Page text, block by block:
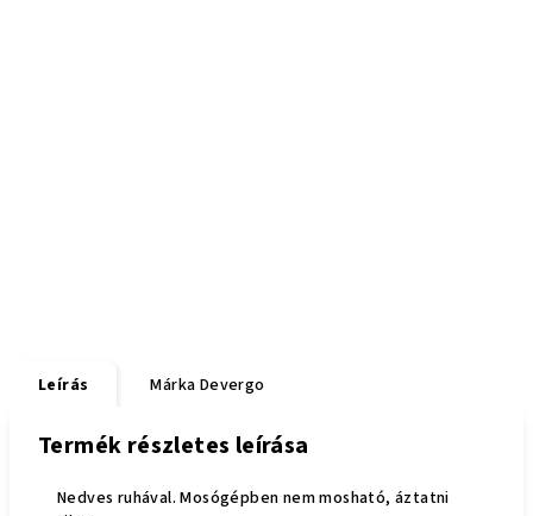
Leírás Márka Devergo
Termék részletes leírása
Nedves ruhával. Mosógépben nem mosható, áztatni